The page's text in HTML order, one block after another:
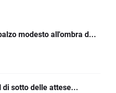
modesto all'ombra d...
di sotto delle attese...